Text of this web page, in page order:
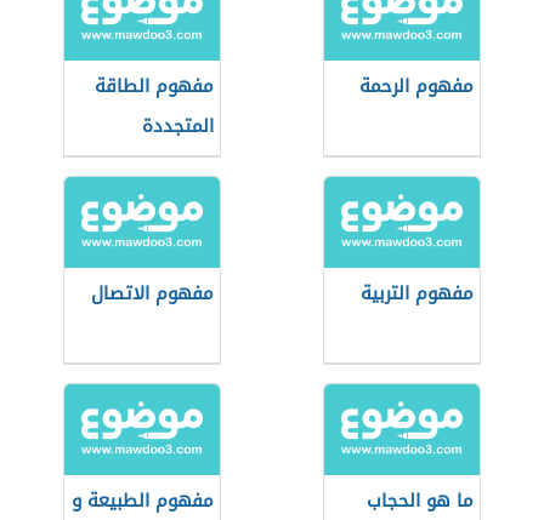
مفهوم الرحمة
مفهوم الطاقة
المتجددة
مفهوم التربية مفهوم الاتصال
ما هو الحجاب
مفهوم الطبيعة و